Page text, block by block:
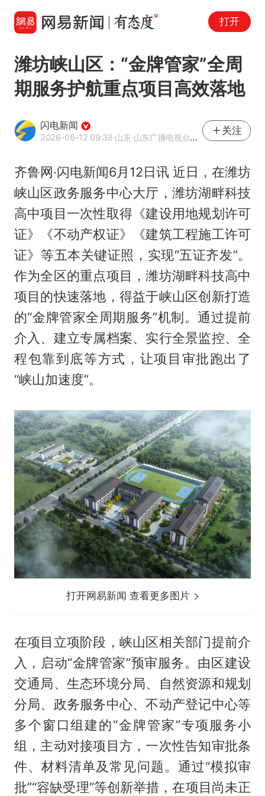
打开
潍坊峡山区：“金牌管家”全周
期服务护航重点项目高效落地
闪电新闻
2026-06-12 09:38·山东·山东广播电视台官方APP闪电新闻
关注
齐鲁网·闪电新闻6月12日讯 近日，在潍坊
峡山区政务服务中心大厅，潍坊湖畔科技
高中项目一次性取得《建设用地规划许可
证》《不动产权证》《建筑工程施工许可
证》等五本关键证照，实现“五证齐发”。
作为全区的重点项目，潍坊湖畔科技高中
项目的快速落地，得益于峡山区创新打造
的“金牌管家全周期服务”机制。通过提前
介入、建立专属档案、实行全景监控、全
程包靠到底等方式，让项目审批跑出了
“峡山加速度”。
打开网易新闻 查看更多图片
在项目立项阶段，峡山区相关部门提前介
入，启动“金牌管家”预审服务。由区建设
交通局、生态环境分局、自然资源和规划
分局、政务服务中心、不动产登记中心等
多个窗口组建的“金牌管家”专项服务小
组，主动对接项目方，一次性告知审批条
件、材料清单及常见问题。通过“模拟审
批”“容缺受理”等创新举措，在项目尚未正